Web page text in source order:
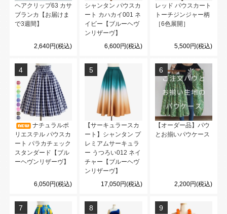
ヘアクリップ63 カサ
ブランカ【お届けま
で3週間】
2,640円(税込)
シャンタン パウスカ
ート カハカイ001 ネ
イビー【ブルーヘヴ
ンリザーヴ】
6,600円(税込)
レッド パウスカート
トーチジンジャー柄
［6色展開］
5,500円(税込)
4
ナチュラルポ
リエステル パウスカ
ート パラカチェック
スタンダード【ブル
ーヘヴンリザーヴ】
6,050円(税込)
5
【サーキュラースカ
ート】シャンタン プ
レミアムサーキュラ
ー うつろい012 ネイ
チャー【ブルーヘヴ
ンリザーヴ】
17,050円(税込)
6
【オーダー品】パウ
とお揃いパウケース
2,200円(税込)
7 8 9